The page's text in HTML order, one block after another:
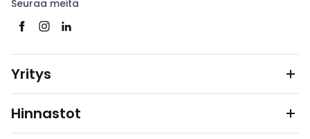
Seuraa meitä
Yritys
Hinnastot